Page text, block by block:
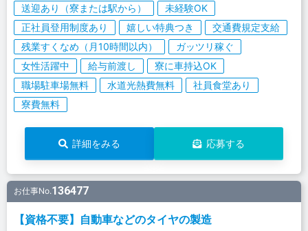
送迎あり（寮または駅から）
未経験OK
正社員登用制度あり
嬉しい特典つき
交通費規定支給
残業すくなめ（月10時間以内）
ガッツリ稼ぐ
女性活躍中
給与前渡し
寮に車持込OK
職場駐車場無料
水道光熱費無料
社員食堂あり
寮費無料
詳細をみる 応募する
お仕事No.136477
【資格不要】自動車などのタイヤの製造